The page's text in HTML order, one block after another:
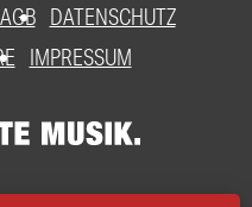
AGB DATENSCHUTZ
IMPRESSUM